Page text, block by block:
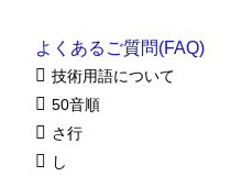
よくあるご質問(FAQ)
技術用語について
50音順
さ行
し